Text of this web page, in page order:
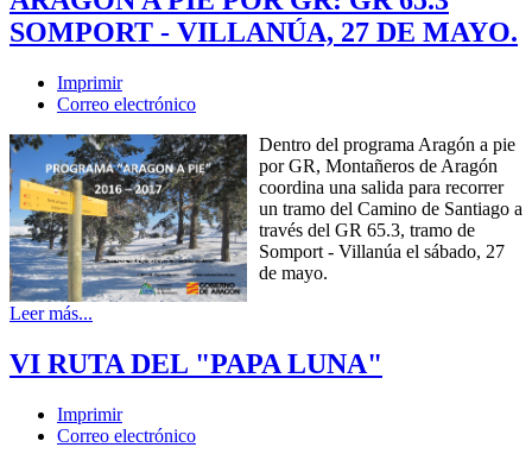
SOMPORT - VILLANÚA, 27 DE MAYO.
Imprimir
Correo electrónico
Dentro del programa Aragón a pie
por GR, Montañeros de Aragón
coordina una salida para recorrer
un tramo del Camino de Santiago a
través del GR 65.3, tramo de
Somport - Villanúa el sábado, 27
de mayo.
Leer más...
VI RUTA DEL "PAPA LUNA"
Imprimir
Correo electrónico